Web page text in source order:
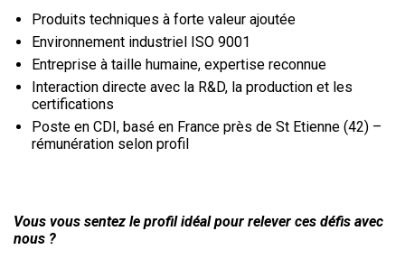
Produits techniques à forte valeur ajoutée
Environnement industriel ISO 9001
Entreprise à taille humaine, expertise reconnue
Interaction directe avec la R&D, la production et les
certifications
Poste en CDI, basé en France près de St Etienne (42) –
rémunération selon profil
Vous vous sentez le profil idéal pour relever ces défis avec
nous ?